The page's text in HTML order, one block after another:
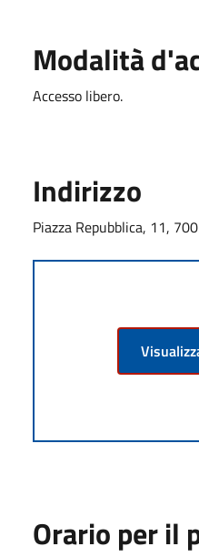
Modalità
Accesso libero.
Indirizzo
Piazza Repubblica, 11,
Orario per il